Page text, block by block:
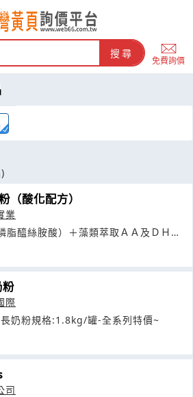
搜尋
免費詢價
（酸化配方）
業
脂醯絲胺酸）＋藻類萃取ＡＡ及ＤＨＡ
粉
際
奶粉規格:1.8kg/罐-全系列特價~
司